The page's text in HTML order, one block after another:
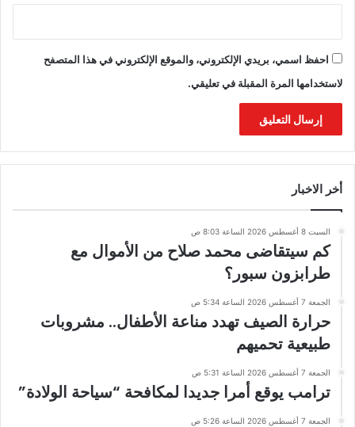
احفظ اسمي، بريدي الإلكتروني، والموقع الإلكتروني في هذا المتصفح
لاستخدامها المرة المقبلة في تعليقي.
أخر الاخبار
السبت 8 أغسطس 2026 الساعة 8:03 ص
كم سيتقاضى محمد صلاح من الأموال مع
طرابزون سبور؟
الجمعة 7 أغسطس 2026 الساعة 5:34 ص
حرارة الصيف تهدد مناعة الأطفال.. مشروبات
طبيعية تحميهم
الجمعة 7 أغسطس 2026 الساعة 5:31 ص
ترامب يوقع أمرا جديدا لمكافحة “سياحة الولادة”
الجمعة 7 أغسطس 2026 الساعة 5:26 ص